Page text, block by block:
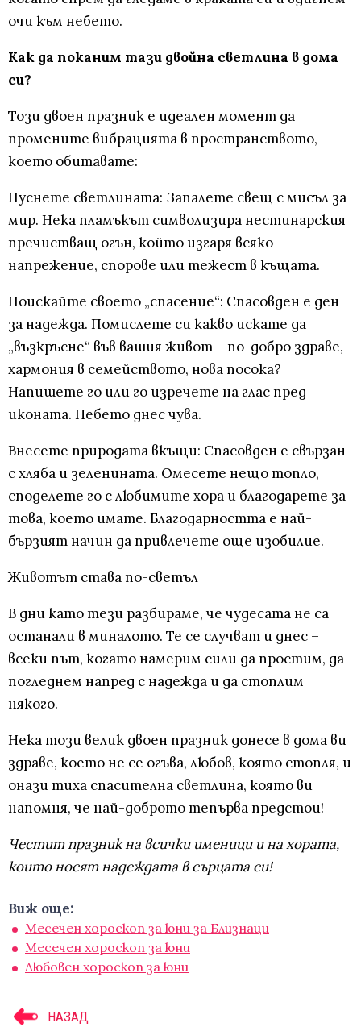
очи към небето.
Как да поканим тази двойна светлина в дома
си?
Този двоен празник е идеален момент да
промените вибрацията в пространството,
което обитавате:
Пуснете светлината: Запалете свещ с мисъл за
мир. Нека пламъкът символизира нестинарския
пречистващ огън, който изгаря всяко
напрежение, спорове или тежест в къщата.
Поискайте своето „спасение“: Спасовден е ден
за надежда. Помислете си какво искате да
„възкръсне“ във вашия живот – по-добро здраве,
хармония в семейството, нова посока?
Напишете го или го изречете на глас пред
иконата. Небето днес чува.
Внесете природата вкъщи: Спасовден е свързан
с хляба и зеленината. Омесете нещо топло,
споделете го с любимите хора и благодарете за
това, което имате. Благодарността е най-
бързият начин да привлечете още изобилие.
Животът става по-светъл
В дни като тези разбираме, че чудесата не са
останали в миналото. Те се случват и днес –
всеки път, когато намерим сили да простим, да
погледнем напред с надежда и да стоплим
някого.
Нека този велик двоен празник донесе в дома ви
здраве, което не се огъва, любов, която стопля, и
онази тиха спасителна светлина, която ви
напомня, че най-доброто тепърва предстои!
Честит празник на всички именици и на хората,
които носят надеждата в сърцата си!
Виж още:
Месечен хороскоп за юни за Близнаци
Месечен хороскоп за юни
Любовен хороскоп за юни
НАЗАД